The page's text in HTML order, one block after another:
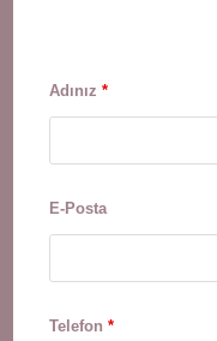
Adınız*
E-Posta
Telefon*